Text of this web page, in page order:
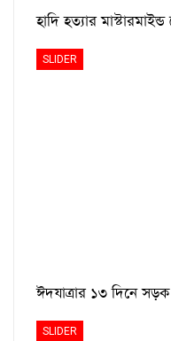
হাদি হত্যার
SLIDER
ঈদযাত্রার ১৩ দিনে
SLIDER